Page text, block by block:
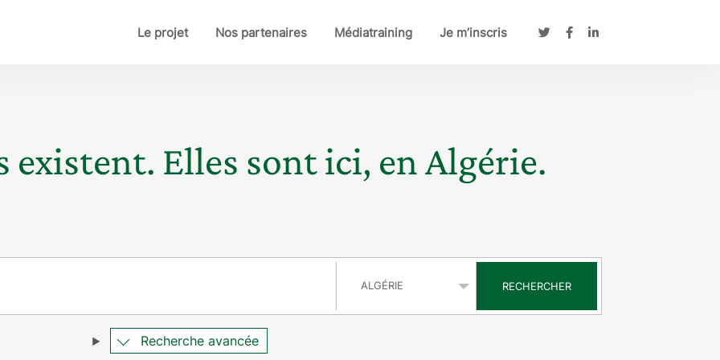
Le projet Nos partenaires Médiatraining Je m’inscris
existent. Elles sont ici, en Algérie.
RECHERCHER
Recherche avancée